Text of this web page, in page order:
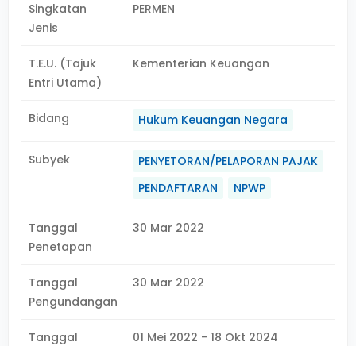
Singkatan
Jenis
PERMEN
T.E.U. (Tajuk
Entri Utama)
Kementerian Keuangan
Bidang Hukum Keuangan Negara
Subyek
PENYETORAN/PELAPORAN PAJAK
PENDAFTARAN
NPWP
Tanggal
Penetapan
30 Mar 2022
Tanggal
Pengundangan
30 Mar 2022
Tanggal
01 Mei 2022 - 18 Okt 2024